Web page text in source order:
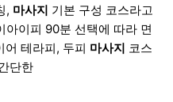
, 마사지 기본 구성 코스라고
이피 90분 선택에 따라 면
어 테라피, 두피 마사지 코스
단한